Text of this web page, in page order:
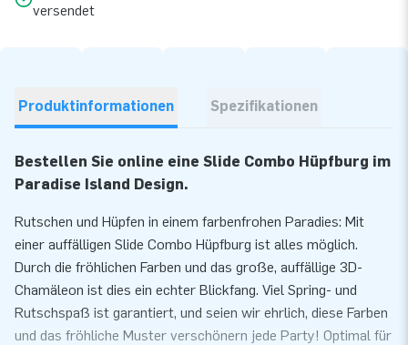
versendet
Produktinformationen Spezifikationen
Bestellen Sie online eine Slide Combo Hüpfburg im
Paradise Island Design.
Rutschen und Hüpfen in einem farbenfrohen Paradies: Mit
einer auffälligen Slide Combo Hüpfburg ist alles möglich.
Durch die fröhlichen Farben und das große, auffällige 3D-
Chamäleon ist dies ein echter Blickfang. Viel Spring- und
Rutschspaß ist garantiert, und seien wir ehrlich, diese Farben
und das fröhliche Muster verschönern jede Party! Optimal für